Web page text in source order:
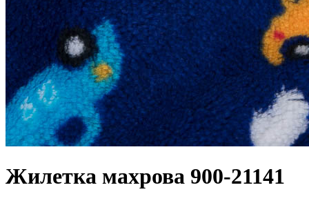
Жилетка махрова 900-21141